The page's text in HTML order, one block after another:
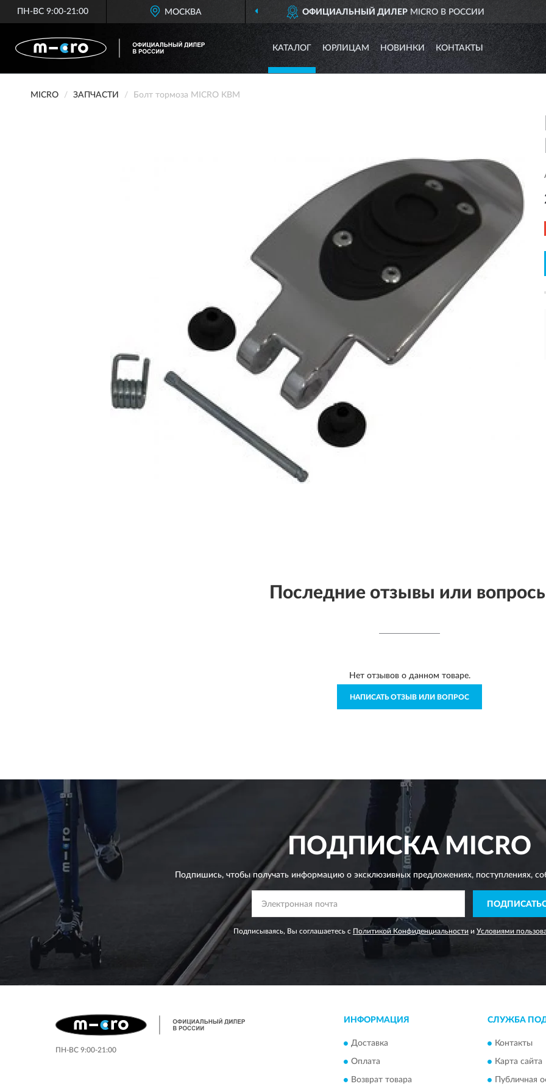
ПН-ВС 9:00-21:00 МОСКВА
ОФИЦИАЛЬНЫЙ ДИЛЕР MICRO В РОССИИ
КАТАЛОГ ЮРЛИЦАМ НОВИНКИ КОНТАКТЫ
MICRO ЗАПЧАСТИ Болт тормоза MICRO KBM
Последние отзывы или
Нет отзывов о данном товаре.
НАПИСАТЬ ОТЗЫВ ИЛИ ВОПРОС
ПОДПИСКАMICRO
Подпишись, чтобы получать информацию о эксклюзивных предложениях,поступлениях,
Подписываясь, Вы соглашаетесь с Политикой Конфиденциальности и Условиями
ПН-ВС 9:00-21:00
ИНФОРМАЦИЯ
Доставка
Оплата
Возврат товара
СЛУЖБА
Контакты
Карта сайта
Публичная